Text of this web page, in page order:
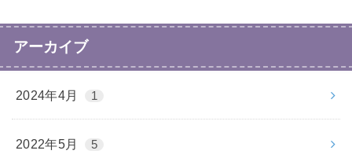
アーカイブ
2024年4月 1
2022年5月 5